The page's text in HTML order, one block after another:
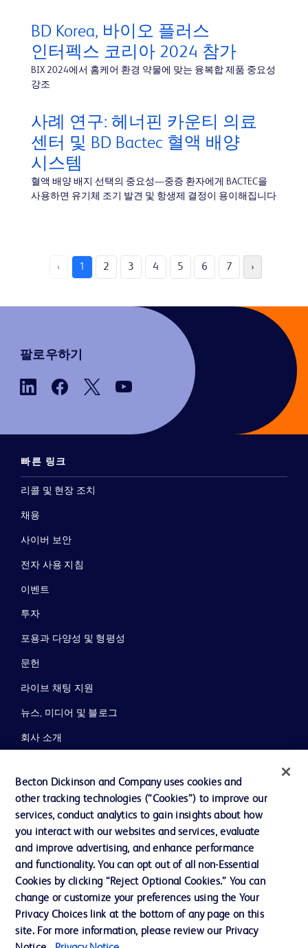
BD Korea, 바이오 플러스
인터펙스 코리아 2024 참가
BIX 2024에서 홈케어 환경 약물에 맞는 융복합 제품 중요성
강조
사례 연구: 헤너핀 카운티 의료
센터 및 BD Bactec 혈액 배양
시스템
혈액 배양 배지 선택의 중요성—중증 환자에게 BACTEC을
사용하면 유기체 조기 발견 및 항생제 결정이 용이해집니다
‹ 1 2 3 4 5 6 7 ›
팔로우하기
빠른 링크
리콜 및 현장 조치
채용
사이버 보안
전자 사용 지침
이벤트
투자
포용과 다양성 및 형평성
문헌
라이브 채팅 지원
뉴스, 미디어 및 블로그
회사 소개
지원
당사로 문의하기
쿠키 기본 설정
개인정보
이용 약관
개인정보처리방침
Becton Dickinson and Company uses cookies and
other tracking technologies (“Cookies”) to improve our
services, conduct analytics to gain insights about how
you interact with our websites and services, evaluate
and improve advertising, and enhance performance
and functionality. You can opt out of all non-Essential
Cookies by clicking “Reject Optional Cookies.” You can
change or customize your preferences using the Your
Privacy Choices link at the bottom of any page on this
site. For more information, please review our Privacy